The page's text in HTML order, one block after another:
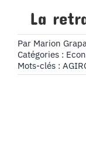
La
Par Marion
Catégories :
Mots-clés :